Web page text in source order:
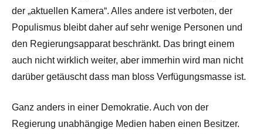
der „aktuellen Kamera“. Alles andere ist verboten, der
Populismus bleibt daher auf sehr wenige Personen und
den Regierungsapparat beschränkt. Das bringt einem
auch nicht wirklich weiter, aber immerhin wird man nicht
darüber getäuscht dass man bloss Verfügungsmasse ist.
Ganz anders in einer Demokratie. Auch von der
Regierung unabhängige Medien haben einen Besitzer.